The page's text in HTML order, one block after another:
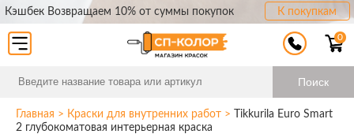
Кэшбек Возвращаем 10% от суммы покупок К покупкам
Поиск
0
Главная > Краски для внутренних работ >
Tikkurila Euro Smart
2 глубокоматовая интерьерная краска